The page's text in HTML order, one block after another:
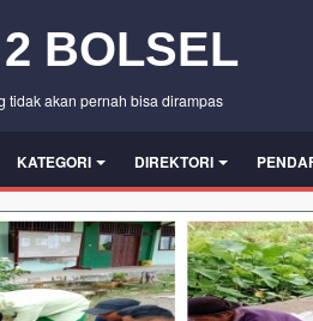
BOLSEL
tidak akan pernah bisa dirampas
KATEGORI DIREKTORI